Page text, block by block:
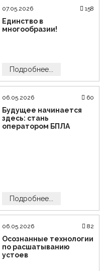
07.05.2026 158
Единство в
многообразии!
Подробнее...
06.05.2026 60
Будущее начинается
здесь: стань
оператором БПЛА
Подробнее...
06.05.2026 82
Осознанные технологии
по расшатыванию
устоев